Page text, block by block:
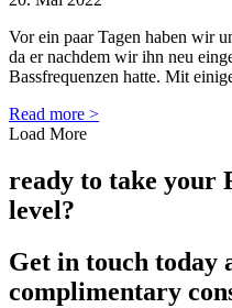
Vor ein paar Tagen haben wir
da er nachdem wir ihn neu
Bassfrequenzen hatte. Mit
Read more >
Load More
ready to take your
level?
Get in touch today
complimentary